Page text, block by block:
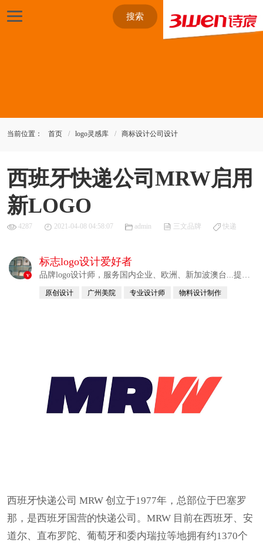
搜索
当前位置： 首页 logo灵感库 商标设计公司设计
西班牙快递公司MRW启用
新LOGO
4287 2021-04-08 04:58:07 admin 三文品牌 快递
v
标志logo设计爱好者
品牌logo设计师，服务国内企业、欧洲、新加波澳台...提供
原创设计 广州美院 专业设计师 物料设计制作
西班牙快递公司 MRW 创立于1977年，总部位于巴塞罗
那，是西班牙国营的快递公司。MRW 目前在西班牙、安
道尔、直布罗陀、葡萄牙和委内瑞拉等地拥有约1370个